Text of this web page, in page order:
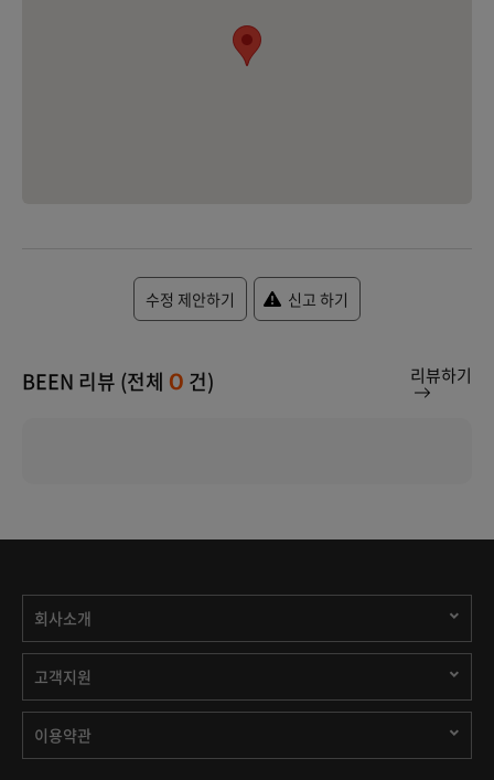
수정 제안하기 신고 하기
BEEN 리뷰 (전체 0 건) 리뷰하기
회사소개
고객지원
이용약관